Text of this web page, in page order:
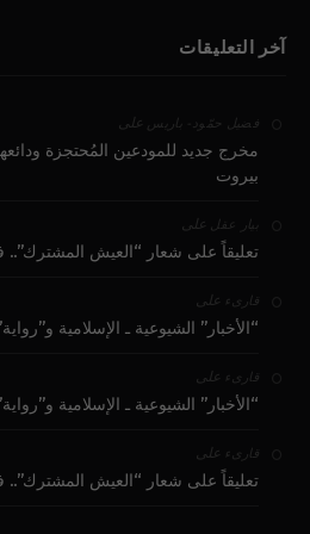
آخر التعليقات
فضيل حمّود - باريس على
مخرج جديد للمودعين المُحتجزة
بيروت
بيار عقل على
تعليقاً على شعار “العيش المشترك”..
قارىء على
“الأخبار” الشيوعية ـ الإسلامية
قارىء على
“الأخبار” الشيوعية ـ الإسلامية
قارىء على
تعليقاً على شعار “العيش المشترك”..